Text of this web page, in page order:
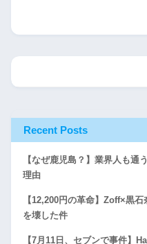
Recent Posts
【なぜ鹿児島？】業界人も通
理由
【12,200円の革命】Zoff×黒
を壊した件
【7月11日、セブンで事件】